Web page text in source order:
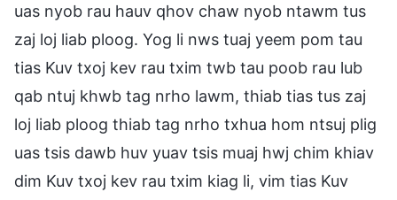
uas nyob rau hauv qhov chaw nyob ntawm tus
zaj loj liab ploog. Yog li nws tuaj yeem pom tau
tias Kuv txoj kev rau txim twb tau poob rau lub
qab ntuj khwb tag nrho lawm, thiab tias tus zaj
loj liab ploog thiab tag nrho txhua hom ntsuj plig
uas tsis dawb huv yuav tsis muaj hwj chim khiav
dim Kuv txoj kev rau txim kiag li, vim tias Kuv